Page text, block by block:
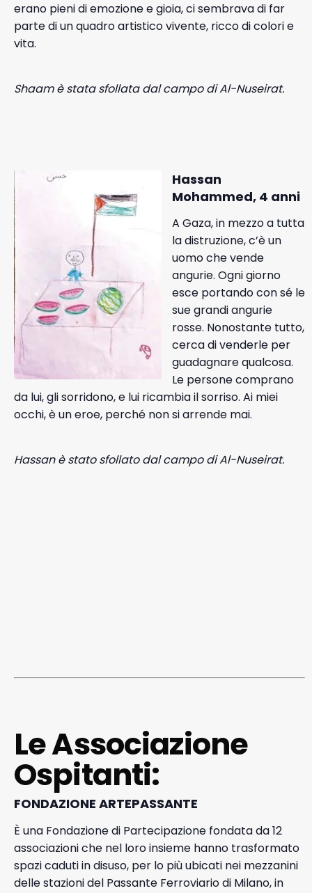
erano pieni di emozione e gioia, ci sembrava di far
parte di un quadro artistico vivente, ricco di colori e
vita.
Shaam è stata sfollata dal campo diAl-Nuseirat.
Hassan
Mohammed, 4 anni
A Gaza, in mezzo a tutta
la distruzione, c’è un
uomo che vende
angurie. Ogni giorno
esce portando con sé le
sue grandi angurie
rosse. Nonostante tutto,
cerca di venderle per
guadagnare qualcosa.
Le persone comprano
da lui, gli sorridono, e lui ricambia il sorriso. Ai miei
occhi, è un eroe, perché non si arrende mai.
Hassan è stato sfollato dal campo diAl-Nuseirat.
Le Associazione
Ospitanti:
FONDAZIONE ARTEPASSANTE
È una Fondazione di Partecipazione fondata da 12
associazioni che nel loro insieme hanno trasformato
spazi caduti in disuso, per lo più ubicati nei mezzanini
delle stazioni del Passante Ferroviario di Milano, in